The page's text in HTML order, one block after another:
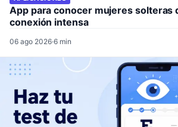
App para conocer mujeres solteras
conexión intensa
06 ago 2026·6 min